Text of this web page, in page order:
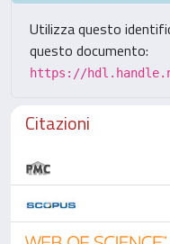
Utilizza questo
questo documento:
https://
Citazioni